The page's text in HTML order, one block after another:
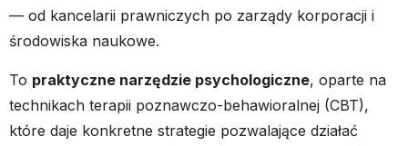
— od kancelarii prawniczych po zarządy korporacji i
środowiska naukowe.
To praktyczne narzędzie psychologiczne, oparte na
technikach terapii poznawczo-behawioralnej (CBT),
które daje konkretne strategie pozwalające działać